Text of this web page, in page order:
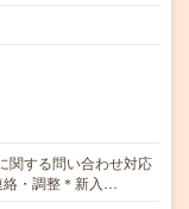
関する問い合わせ対応
絡・調整＊新入…